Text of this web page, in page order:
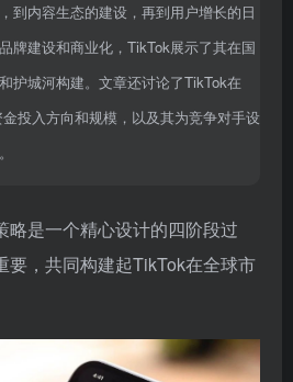
到内容生态的建设，再到用户增长的日
牌建设和商业化，TikTok展示了其在国
护城河构建。文章还讨论了TikTok在
投入方向和规模，以及其为竞争对手设
略是一个精心设计的四阶段过
要，共同构建起TikTok在全球市